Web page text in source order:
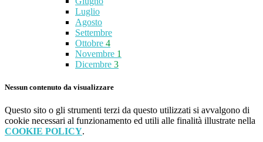
Luglio
Agosto
Settembre
Ottobre 4
Novembre 1
Dicembre 3
Nessun contenuto da visualizzare
Questo sito o gli strumenti terzi da questo utilizzati si avvalgono di
cookie necessari al funzionamento ed utili alle finalità illustrate nella
COOKIE POLICY.